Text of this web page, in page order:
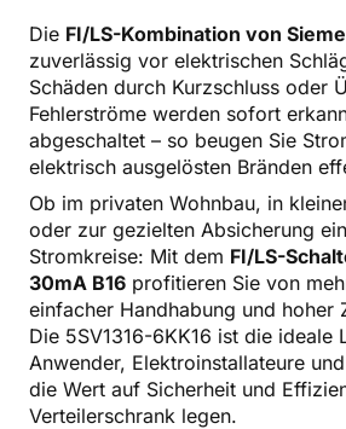
Die FI/LS-Kombination von
zuverlässig vor elektrischen
Schäden durch Kurzschluss oder
Fehlerströme werden sofort
abgeschaltet – so beugen Sie
elektrisch ausgelösten Bränden
Ob im privaten Wohnbau, in
oder zur gezielten Absicherung
Stromkreise: Mit dem FI/LS-
30mA B16 profitieren Sie von
einfacher Handhabung und hoher
Die 5SV1316-6KK16 ist die ideale
Anwender, Elektroinstallateure
die Wert auf Sicherheit und
Verteilerschrank legen.